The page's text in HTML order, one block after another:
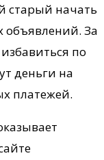
старый начать
объявлений. За
по
деньги на
платежей.